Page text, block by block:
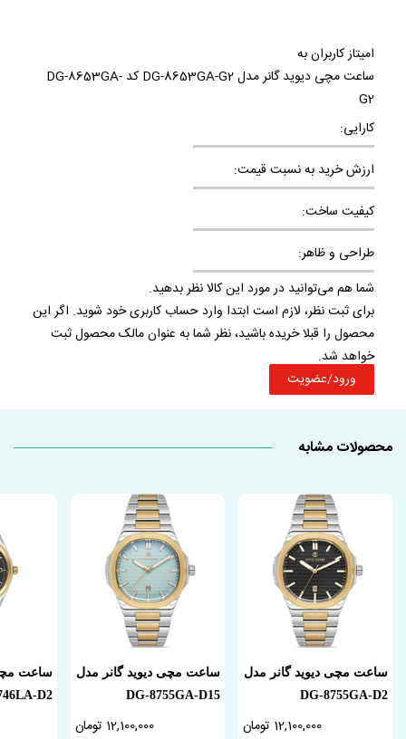
امیتاز کاربران به
ساعت مچی دیوید گانر مدل DG-8653GA-G2 کد DG-8653GA-
G2
کارایی:
ارزش خرید به نسبت قیمت:
کیفیت ساخت:
طراحی و ظاهر:
شما هم می‌توانید در مورد این کالا نظر بدهید.
برای ثبت نظر، لازم است ابتدا وارد حساب کاربری خود شوید. اگر این
محصول را قبلا خریده باشید، نظر شما به عنوان مالک محصول ثبت
خواهد شد.
ورود/عضویت
محصولات مشابه
ساعت مچی دیوید گانر مدل
DG-8755GA-D2
12,100,000 تومان
ساعت مچی دیوید گانر مدل
DG-8755GA-D15
12,100,000 تومان
ساعت
D2